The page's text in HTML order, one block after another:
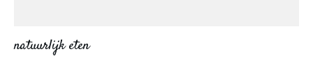
natuurlijk eten